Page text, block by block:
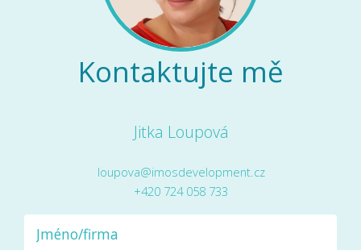
Kontaktujte mě
Jitka Loupová
loupova@imosdevelopment.cz
+420 724 058 733